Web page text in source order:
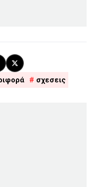
σχεσεις